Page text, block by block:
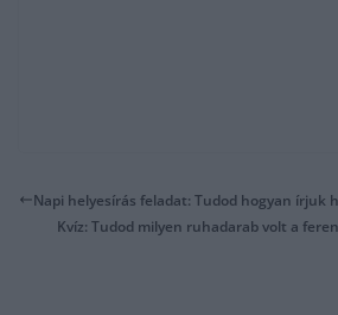
Napi helyesírás feladat: Tudod hogyan írjuk
Kvíz: Tudod milyen ruhadarab volt a